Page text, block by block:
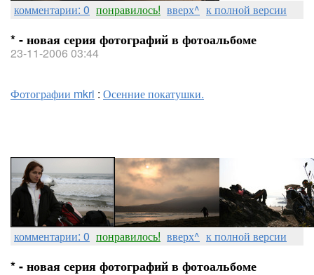
комментарии: 0 понравилось! вверх^ к полной версии
* - новая серия фотографий в фотоальбоме
23-11-2006 03:44
Фотографии mkri : Осенние покатушки.
комментарии: 0 понравилось! вверх^ к полной версии
* - новая серия фотографий в фотоальбоме